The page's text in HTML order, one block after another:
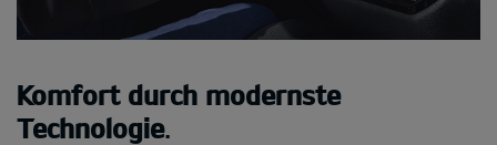
Komfort durch modernste
Technologie.